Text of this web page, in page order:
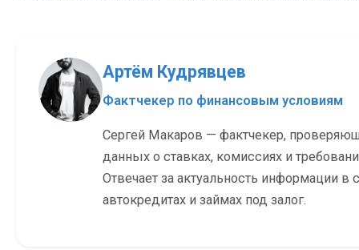
Артём Кудрявцев
Фактчекер по финансовым условиям
Сергей Макаров — фактчекер,
данных о ставках, комиссиях и
Отвечает за актуальность информации в
автокредитах и займах под залог.